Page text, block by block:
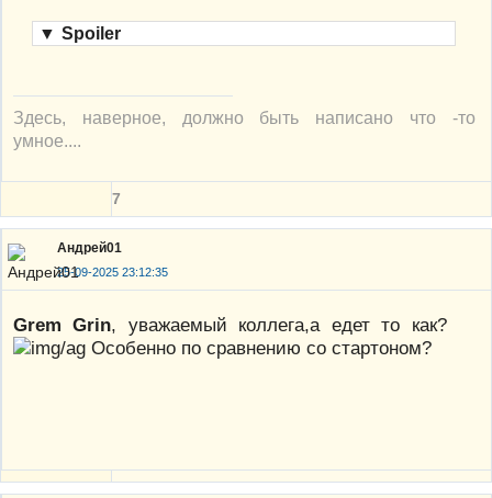
▼ Spoiler
Здесь, наверное, должно быть написано что -то
умное....
7
Андрей01
25-09-2025 23:12:35
Grem Grin, уважаемый коллега,а едет то как?
Особенно по сравнению со стартоном?